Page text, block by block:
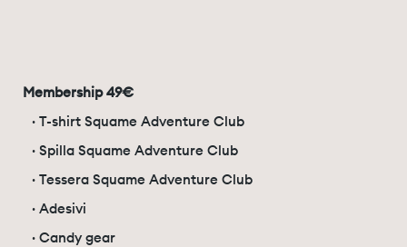
Membership 49€
⁠· T-shirt Squame Adventure Club
· Spilla Squame Adventure Club
· Tessera Squame Adventure Club
· Adesivi
· Candy gear